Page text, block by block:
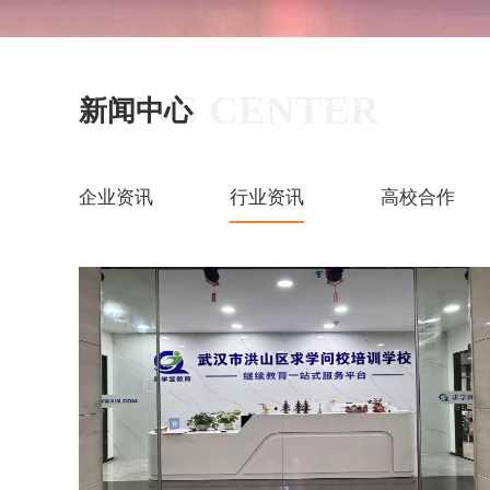
新闻中心
NEWS CENTER
企业资讯 行业资讯 高校合作